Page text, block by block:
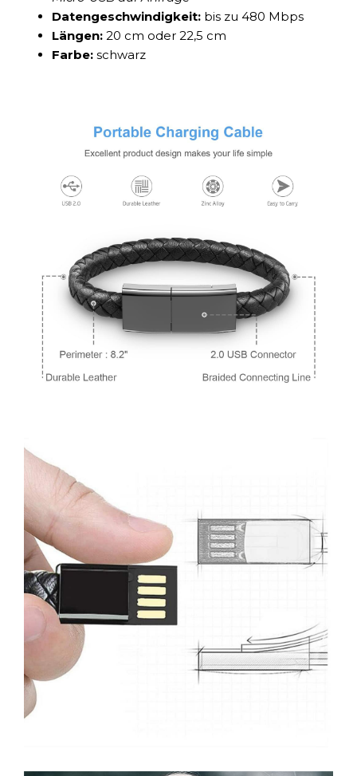
Datengeschwindigkeit: bis zu 480 Mbps
Längen: 20 cm oder 22,5 cm
Farbe: schwarz